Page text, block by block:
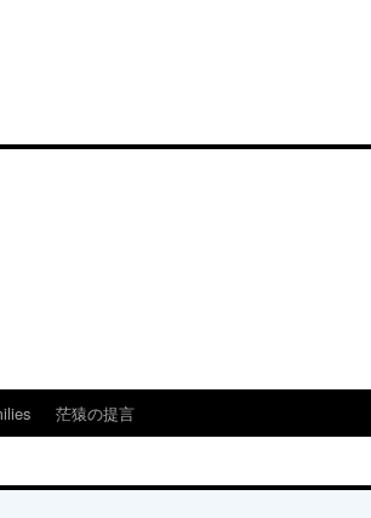
茫猿の提言